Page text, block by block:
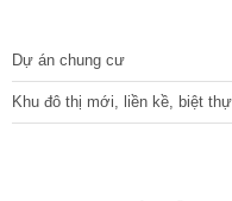
Dự án chung cư
Khu đô thị mới, liền kề, biệt thự